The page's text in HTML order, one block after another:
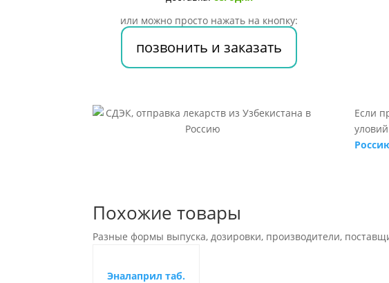
или можно просто нажать на кнопку:
позвонить и заказать
Если
Похожие товары
Разные формы выпуска, дозировки, производители,
Эналаприл таб.